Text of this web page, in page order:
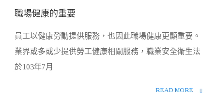
28
職場健康的重要
員工以健康勞動提供服務，也因此職場健康更顯重要。
業界或多或少提供勞工健康相關服務，職業安全衛生法
於103年7月
READ MORE